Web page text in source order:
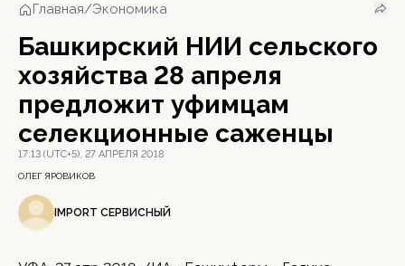
Главная/Экономика
Башкирский НИИ сельского
хозяйства 28 апреля
предложит уфимцам
селекционные саженцы
17:13 (UTC+5), 27 АПРЕЛЯ 2018
ОЛЕГ ЯРОВИКОВ
IMPORT СЕРВИСНЫЙ